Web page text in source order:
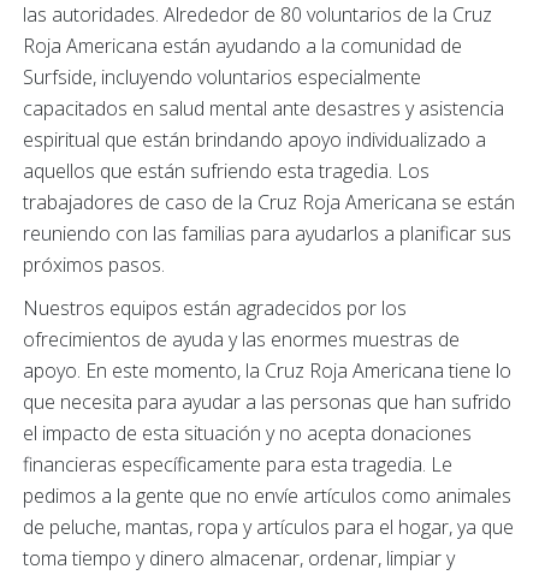
las autoridades. Alrededor de 80 voluntarios de la Cruz
Roja Americana están ayudando a la comunidad de
Surfside, incluyendo voluntarios especialmente
capacitados en salud mental ante desastres y asistencia
espiritual que están brindando apoyo individualizado a
aquellos que están sufriendo esta tragedia. Los
trabajadores de caso de la Cruz Roja Americana se están
reuniendo con las familias para ayudarlos a planificar sus
próximos pasos.
Nuestros equipos están agradecidos por los
ofrecimientos de ayuda y las enormes muestras de
apoyo. En este momento, la Cruz Roja Americana tiene lo
que necesita para ayudar a las personas que han sufrido
el impacto de esta situación y no acepta donaciones
financieras específicamente para esta tragedia. Le
pedimos a la gente que no envíe artículos como animales
de peluche, mantas, ropa y artículos para el hogar, ya que
toma tiempo y dinero almacenar, ordenar, limpiar y